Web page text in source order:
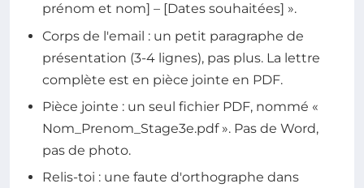
prénom et nom] – [Dates souhaitées] ».
Corps de l'email : un petit paragraphe de
présentation (3-4 lignes), pas plus. La lettre
complète est en pièce jointe en PDF.
Pièce jointe : un seul fichier PDF, nommé «
Nom_Prenom_Stage3e.pdf ». Pas de Word,
pas de photo.
Relis-toi : une faute d'orthographe dans